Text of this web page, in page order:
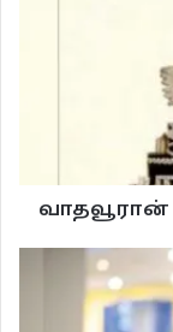
பாகூரும் சொற்களின்
தயக்கத்தின் முயக்க
செயற்கைக்
இயற்கையின் சாயத்தில்
ஒரு வார்த்தையின்
***
பேழைக்குள்
வாதவூரான்